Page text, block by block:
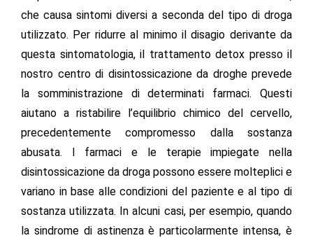
che causa sintomi diversi a seconda del tipo di droga
utilizzato. Per ridurre al minimo il disagio derivante da
questa sintomatologia, il trattamento detox presso il
nostro centro di disintossicazione da droghe prevede
la somministrazione di determinati farmaci. Questi
aiutano a ristabilire l’equilibrio chimico del cervello,
precedentemente compromesso dalla sostanza
abusata. I farmaci e le terapie impiegate nella
disintossicazione da droga possono essere molteplici e
variano in base alle condizioni del paziente e al tipo di
sostanza utilizzata. In alcuni casi, per esempio, quando
la sindrome di astinenza è particolarmente intensa, è